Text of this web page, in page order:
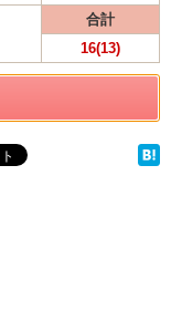
合計
16(13)